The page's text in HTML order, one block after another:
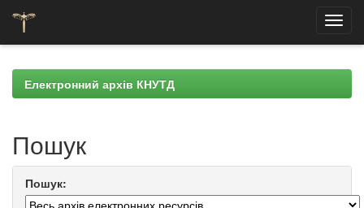
navigationЕлектронний архів КНУТД
Пошук
Пошук: